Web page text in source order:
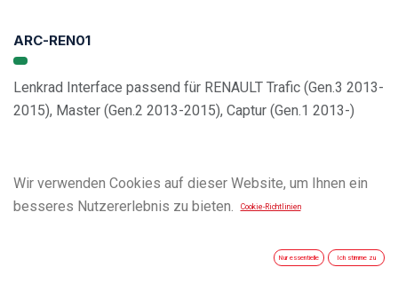
ARC-REN01
Lenkrad Interface passend für RENAULT Trafic (Gen.3 2013-
2015), Master (Gen.2 2013-2015), Captur (Gen.1 2013-)
Wir verwenden Cookies auf dieser Website, um Ihnen ein
besseres Nutzererlebnis zu bieten.
Cookie-Richtlinien
Nur essentielle Ich stimme zu